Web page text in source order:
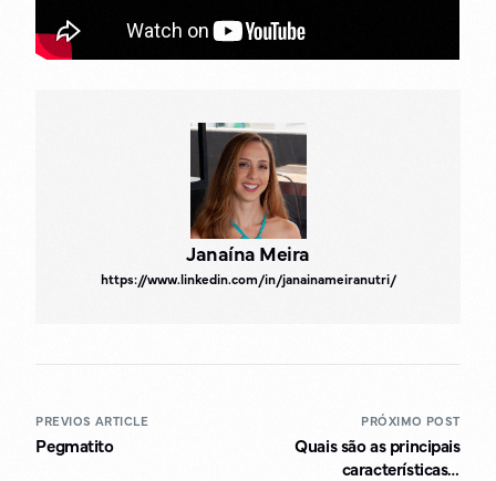
Janaína Meira
https://www.linkedin.com/in/janainameiranutri/
PREVIOS ARTICLE
Pegmatito
PRÓXIMO POST
Quais são as principais
características e